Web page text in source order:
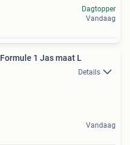
Dagtopper
Vandaag
1 Jas maat L
Details
Vandaag